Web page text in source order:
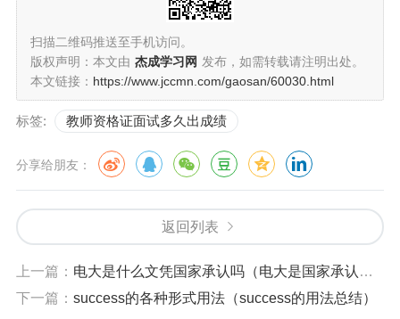
教资面试成绩一般是考后1个月出成绩教师资格证是教育行
业从业教师的许可证，由国务院教育行政部门统一印制，
在校专科本科都能报考教师资格证需要在社会上参加认证
考试等一系列测试后才能申请拿证2015年，教师资格证考
教师资格证面试为6月12日公布成绩。教师资格证面试从各
一般是两个问题，5分钟时间；通常包括七大类型和时政热
教资面试成绩2023年6月14日上午9时公布。教资面试合格
扫描二维码推送至手机访问。
版权声明：本文由 杰成学习网 发布，如需转载请注明出处。
本文链接： https://www.jccmn.com/gaosan/60030.html
标签: 教师资格证面试多久出成绩
分享给朋友：
返回列表
上一篇： 电大是什么文凭国家承认吗（电大是国家承认学历吗）
下一篇： success的各种形式用法（success的用法总结）